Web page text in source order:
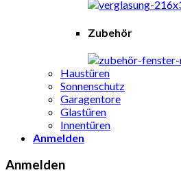
Zubehör
Haustüren
Sonnenschutz
Garagentore
Glastüren
Innentüren
Anmelden
Anmelden